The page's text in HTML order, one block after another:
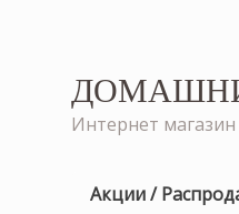
Интернет
Акции /